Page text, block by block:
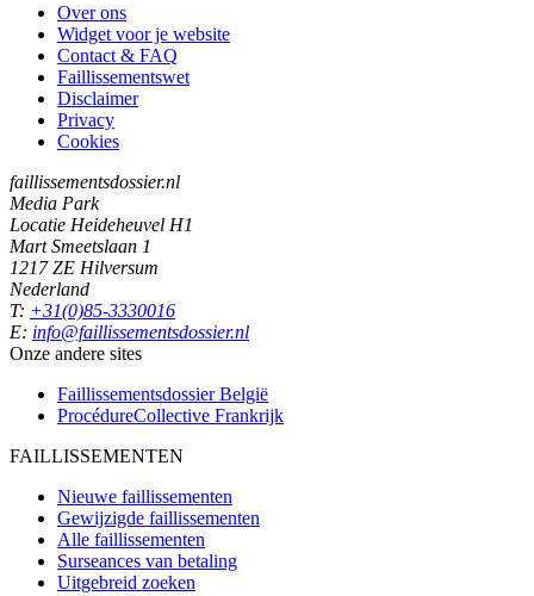
Over ons
Widget voor je website
Contact & FAQ
Faillissementswet
Disclaimer
Privacy
Cookies
faillissementsdossier.nl
Media Park
Locatie Heideheuvel H1
Mart Smeetslaan 1
1217 ZE Hilversum
Nederland
T: +31(0)85-3330016
E: info@faillissementsdossier.nl
Onze andere sites
Faillissementsdossier België
ProcédureCollective Frankrijk
FAILLISSEMENTEN
Nieuwe faillissementen
Gewijzigde faillissementen
Alle faillissementen
Surseances van betaling
Uitgebreid zoeken